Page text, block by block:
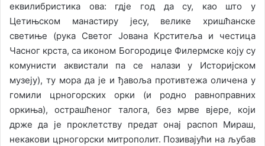
еквилибристика ова: гдје год да су, као што у
Цетињском манастиру јесу, велике хришћанске
светиње (рука Светог Јована Крститеља и честица
Часног крста, са иконом Богородице Филермске коју су
комунисти аквистали па се налази у Историјском
музеју), ту мора да је и ђавоља противтежа оличена у
гомили црногорских орки (и родно равноправних
оркиња), острашћеног талога, без мрве вјере, који
држе да је проклетству предат онај распоп Мираш,
некакови црногорски митрополит. Позивајући на љубав